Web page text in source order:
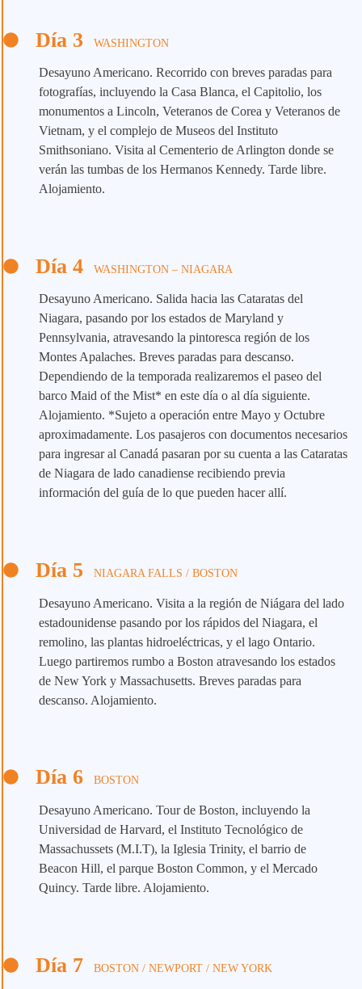
Día 3 WASHINGTON
Desayuno Americano. Recorrido con breves paradas para
fotografías, incluyendo la Casa Blanca, el Capitolio, los
monumentos a Lincoln, Veteranos de Corea y Veteranos de
Vietnam, y el complejo de Museos del Instituto
Smithsoniano. Visita al Cementerio de Arlington donde se
verán las tumbas de los Hermanos Kennedy. Tarde libre.
Alojamiento.
Día 4 WASHINGTON – NIAGARA
Desayuno Americano. Salida hacia las Cataratas del
Niagara, pasando por los estados de Maryland y
Pennsylvania, atravesando la pintoresca región de los
Montes Apalaches. Breves paradas para descanso.
Dependiendo de la temporada realizaremos el paseo del
barco Maid of the Mist* en este día o al día siguiente.
Alojamiento. *Sujeto a operación entre Mayo y Octubre
aproximadamente. Los pasajeros con documentos necesarios
para ingresar al Canadá pasaran por su cuenta a las Cataratas
de Niagara de lado canadiense recibiendo previa
información del guía de lo que pueden hacer allí.
Día 5 NIAGARA FALLS / BOSTON
Desayuno Americano. Visita a la región de Niágara del lado
estadounidense pasando por los rápidos del Niagara, el
remolino, las plantas hidroeléctricas, y el lago Ontario.
Luego partiremos rumbo a Boston atravesando los estados
de New York y Massachusetts. Breves paradas para
descanso. Alojamiento.
Día 6 BOSTON
Desayuno Americano. Tour de Boston, incluyendo la
Universidad de Harvard, el Instituto Tecnológico de
Massachussets (M.I.T), la Iglesia Trinity, el barrio de
Beacon Hill, el parque Boston Common, y el Mercado
Quincy. Tarde libre. Alojamiento.
Día 7 BOSTON / NEWPORT / NEW YORK